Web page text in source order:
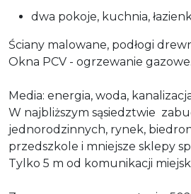
dwa pokoje, kuchnia,
Ściany malowane, podłogi
Okna PCV - ogrzewanie gazowe.
Media: energia, woda,
W najbliższym sąsiedztwie
jednorodzinnych, rynek,
przedszkole i mniejsze sklepy
Tylko 5 m od komunikacji